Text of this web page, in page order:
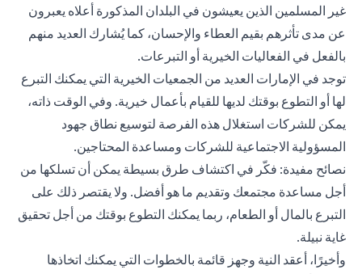
غير المسلمين الذين يعيشون في البلدان المذكورة أعلاه يعبرون
عن مدى تأثرهم بقيم العطاء والإحسان، كما يُشارك العديد منهم
بالفعل في الفعاليات الخيرية أو التبرعات.
توجد في الإمارات العديد من الجمعيات الخيرية التي يمكنك التبرع
لها أو التطوع بوقتك لديها للقيام بأعمال خيرية. وفي الوقت ذاته،
يمكن للشركات استغلال هذه الفرصة لتوسيع نطاق جهود
المسؤولية الاجتماعية للشركات ومساعدة المحتاجين.
نصائح مفيدة: فكّر في اكتشاف طرق بسيطة يمكن أن تسلكها من
أجل مساعدة مجتمعك وتقديم ما هو أفضل. ولا يقتصر ذلك على
التبرع بالمال أو الطعام، ربما يمكنك التطوع بوقتك من أجل تحقيق
غاية نبيلة.
وأخيرًا، أعقد النية وجهز قائمة بالخطوات التي يمكنك اتخاذها